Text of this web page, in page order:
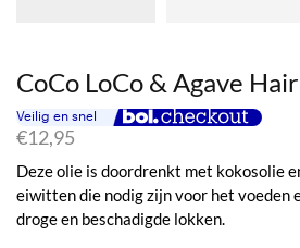
CoCo LoCo & Agave
€12,95
Deze olie is doordrenkt met kokosolie
eiwitten die nodig zijn voor het voeden
droge en beschadigde lokken.